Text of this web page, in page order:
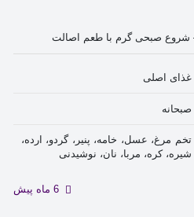
– شروع صبحی گرم با طعم اصالت
غذای اصلی
صبحانه
شیره، کره، مربا، نان، نوشیدنی
6 ماه پیش